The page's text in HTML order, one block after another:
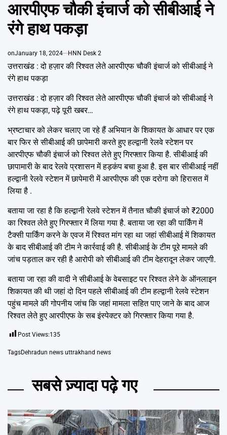
आरपीएफ चौकी इंचार्ज को सीबीआई ने
रंगे हाथ पकड़ा
onJanuary 18, 2024 HNN Desk 2
उत्तराखंड : दो हज़ार की रिश्वत लेते आरपीएफ चौकी इंचार्ज को सीबीआई ने
रंगे हाथ पकड़ा
उत्तराखंड : दो हज़ार की रिश्वत लेते आरपीएफ चौकी इंचार्ज को सीबीआई ने
रंगे हाथ पकड़ा, पढ़े पूरी खबर…
भ्रष्टाचार को लेकर चलाए जा रहे हैं अभियान के शिकायत के आधार पर एक
बार फिर से सीबीआई की छापेमारी करते हुए हल्द्वानी रेलवे स्टेशन पर
आरपीएफ चौकी इंचार्ज को रिश्वत लेते हुए गिरफ्तार किया है. सीबीआई की
छापामारी के बाद रेलवे प्रशासन में हड़कंप बचा हुआ है. इस बार सीबीआई नहीं
हल्द्वानी रेलवे स्टेशन में छापेमारी में आरपीएफ की एक दरोगा को हिरासत में
लिया है .
बताया जा रहा है कि हल्द्वानी रेलवे स्टेशन में तैनात चौकी इंचार्ज को ₹2000
का रिश्वत लेते हुए गिरफ्तार में लिया गया है. बताया जा रहा की पार्किंग में
टैक्सी पार्किंग करने के एवज में रिश्वत मांग रहा था जहां सीबीआई में शिकायत
के बाद सीबीआई की टीम ने कार्रवाई की है. सीबीआई के टीम पूरे मामले की
जांच पड़ताल कर रही है आरोपी को सीबीआई की टीम देहरादून लेकर जाएगी.
बताया जा रहा की वादी ने सीबीआई के वेबसाइट पर रिश्वत लेने के ऑनलाइन
शिकायत की थी जहां दो दिन पहले सीबीआई की टीम हल्द्वानी रेलवे स्टेशन
पहुंच मामले की गोपनीय जांच कि जहां मामला सहित पाए जाने के बाद आज
रिश्वत लेते हुए आरपीएफ के सब इंस्पेक्टर को गिरफ्तार किया गया है.
Post Views:135
TagsDehradun news uttrakhand news
सबसे ज़्यादा पढ़े गए